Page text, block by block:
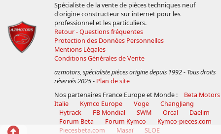
Spécialiste de la vente de pièces techniques neuf
d'origine constructeur sur internet pour les
professionnel et les particuliers.
Retour - Questions fréquentes
Protection des Données Personnelles
Mentions Légales
Conditions Générales de Vente
azmotors, spécialiste pièces origine depuis 1992 - Tous droits
réservés 2025- Plan de site
Nos partenaires France Europe et Monde :
Beta Motors
Italie
Kymco Europe Voge
ChangJiang
Hytrack
FB Mondial SWM Orcal
Daelim
Forum Beta
Forum Kymco
Kymco-pieces.com
Piecesbeta.com
Masaï SLOE